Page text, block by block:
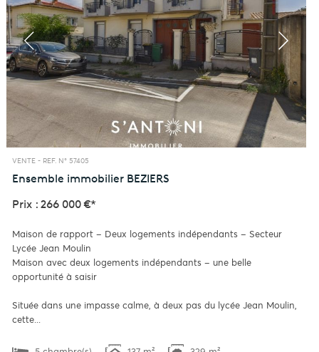
VENTE - REF. N° 57405
Ensemble immobilier BEZIERS
Prix : 266 000 €*
Maison de rapport – Deux logements indépendants – Secteur
Lycée Jean Moulin
Maison avec deux logements indépendants – une belle
opportunité à saisir
Située dans une impasse calme, à deux pas du lycée Jean Moulin,
cette...